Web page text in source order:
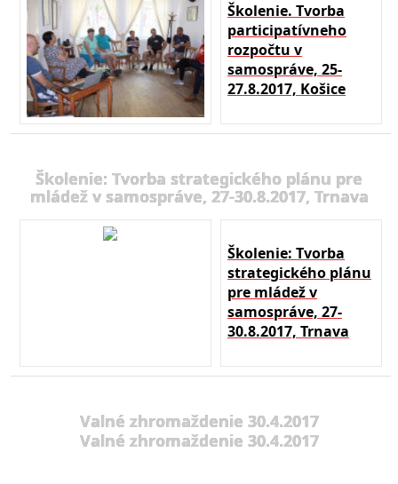
Školenie. Tvorba
participatívneho
rozpočtu v
samospráve, 25-
27.8.2017, Košice
Školenie: Tvorba strategického plánu pre
mládež v samospráve, 27-30.8.2017, Trnava
Školenie: Tvorba
strategického plánu
pre mládež v
samospráve, 27-
30.8.2017, Trnava
Valné zhromaždenie 30.4.2017
Valné zhromaždenie 30.4.2017